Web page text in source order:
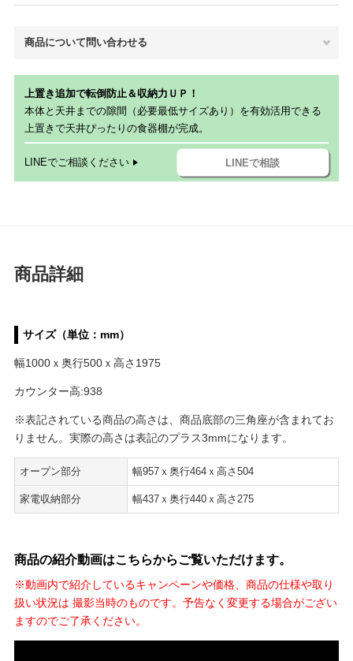
商品について問い合わせる
上置き追加で転倒防止＆収納力ＵＰ！
本体と天井までの隙間（必要最低サイズあり）を有効活用できる
上置きで天井ぴったりの食器棚が完成。
LINEでご相談ください LINEで相談
商品詳細
サイズ（単位：mm）
幅1000ｘ奥行500ｘ高さ1975
カウンター高:938
※表記されている商品の高さは、商品底部の三角座が含まれてお
りません。実際の高さは表記のプラス3mmになります。
オープン部分 幅957ｘ奥行464ｘ高さ504
家電収納部分 幅437ｘ奥行440ｘ高さ275
商品の紹介動画はこちらからご覧いただけます。
※動画内で紹介しているキャンペーンや価格、商品の仕様や取り
扱い状況は 撮影当時のものです。予告なく変更する場合がござい
ますのでご了承ください。